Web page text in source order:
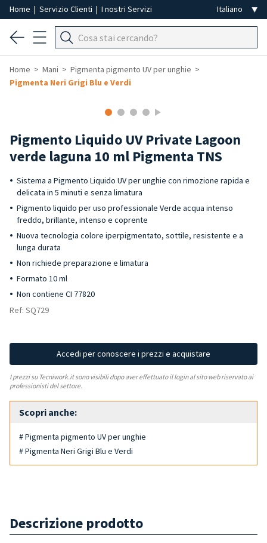
Home | Servizio Clienti | I nostri Servizi
Home Mani
Pigmenta pigmento UV per unghie
Pigmenta Neri Grigi Blu e Verdi
Pigmento Liquido UV Private Lagoon
verde laguna 10 ml Pigmenta TNS
Sistema a Pigmento Liquido UV per unghie con rimozione rapida e
delicata in 5 minuti e senza limatura
Pigmento liquido per uso professionale Verde acqua intenso
freddo, brillante, intenso e coprente
Nuova tecnologia colore iperpigmentato, sottile, resistente e a
lunga durata
Non richiede preparazione e limatura
Formato 10 ml
Non contiene CI 77820
Ref: SQ729
Accedi per conoscere i prezzi e acquistare
I prezzi su Tecniwork.it sono visibili dopo aver effettuato il login al sito web riservato ai
professionisti del settore.
Scopri anche:
# Pigmenta pigmento UV per unghie
# Pigmenta Neri Grigi Blu e Verdi
Descrizione prodotto